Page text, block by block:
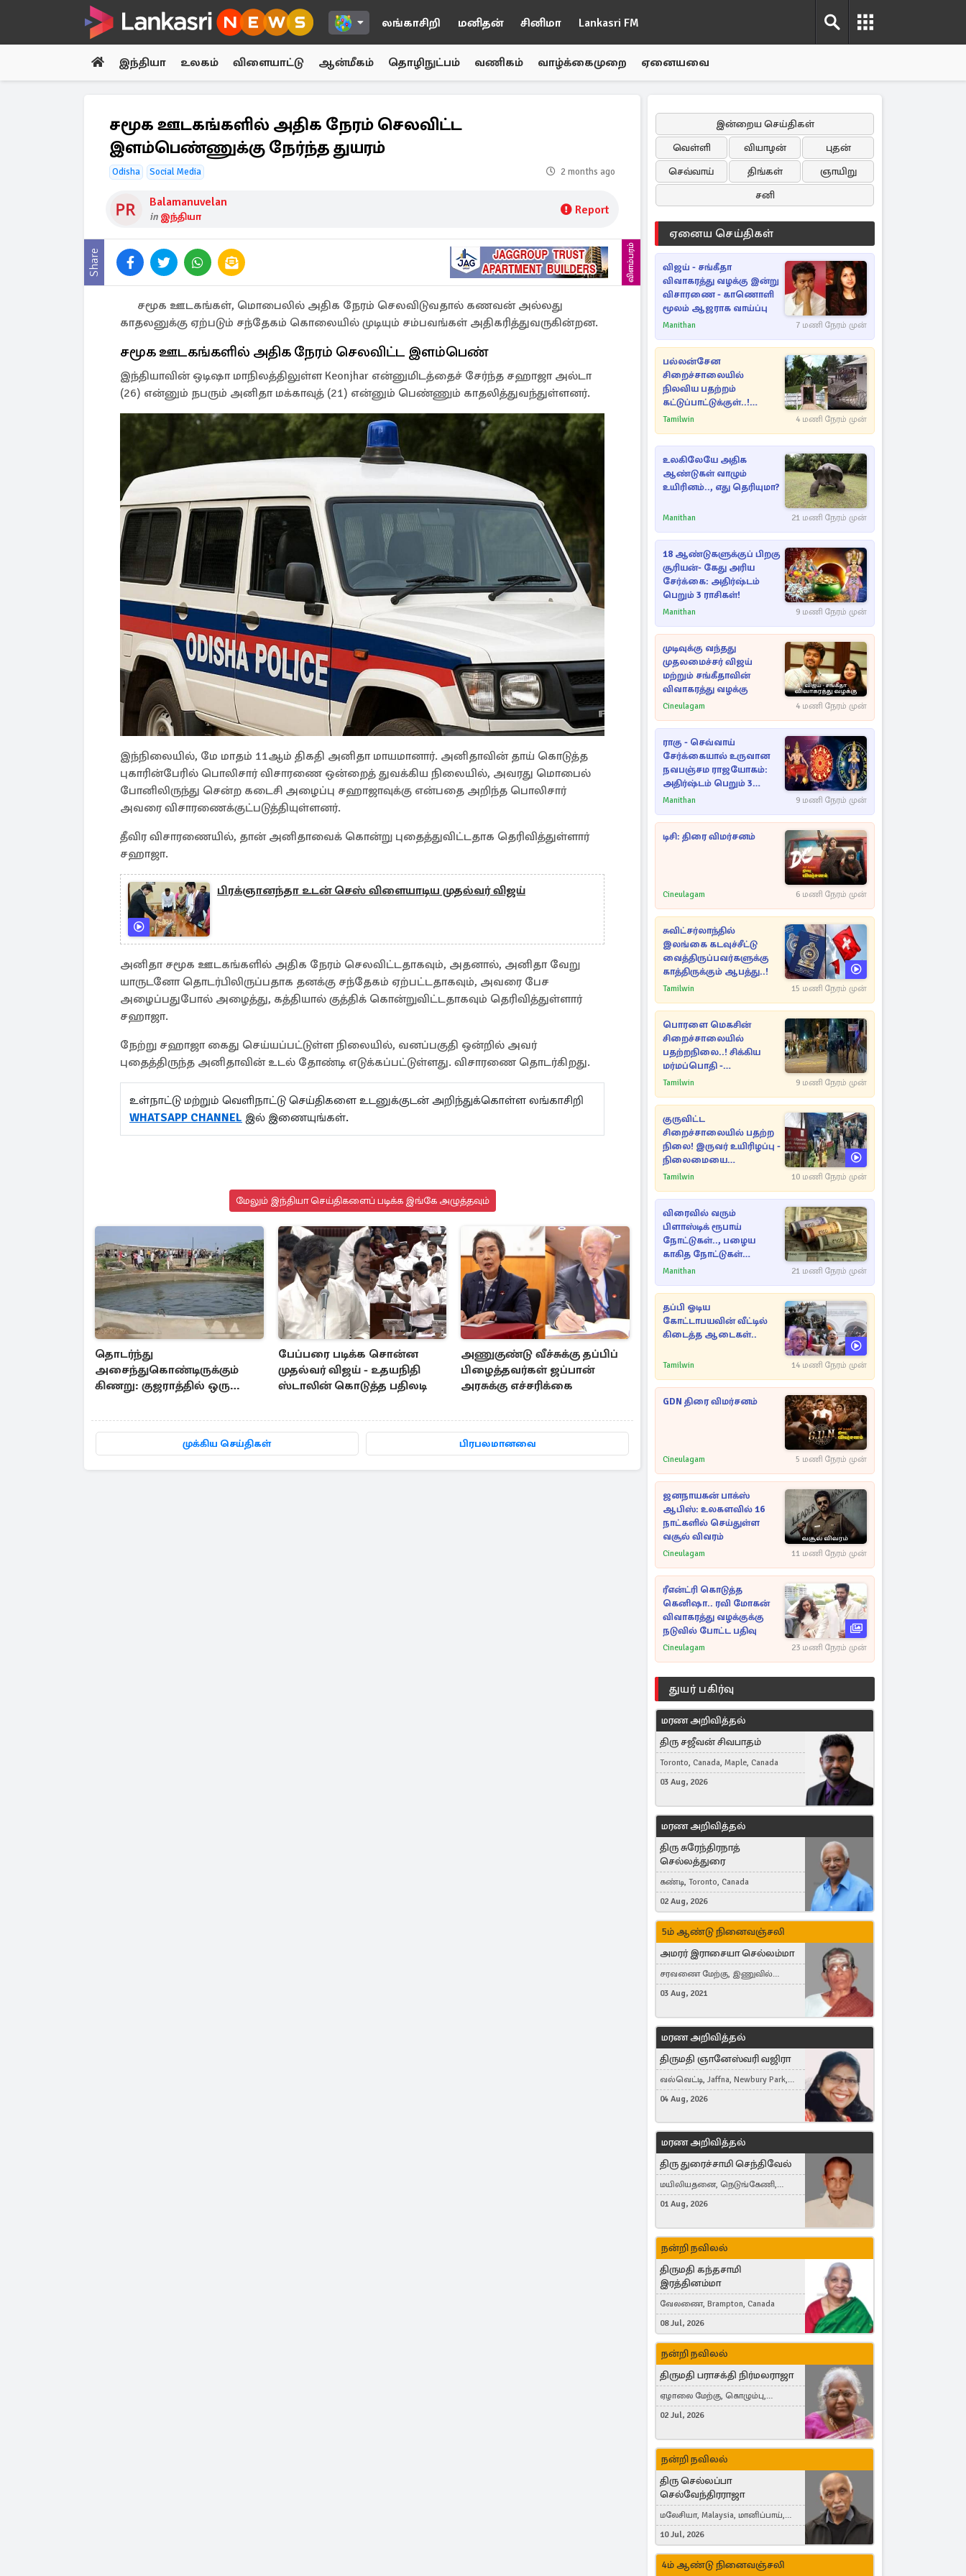
லங்காசிறி மனிதன் சினிமா Lankasri FM
இந்தியா உலகம் விளையாட்டு ஆன்மீகம் தொழிநுட்பம் வணிகம் வாழ்க்கைமுறை ஏனையவை
சமூக ஊடகங்களில் அதிக நேரம் செலவிட்ட
இளம்பெண்ணுக்கு நேர்ந்த துயரம்
Odisha Social Media 2 months ago
Balamanuvelan
in இந்தியா Report
Share விளம்பரம்
சமூக ஊடகங்கள், மொபைலில் அதிக நேரம் செலவிடுவதால் கணவன் அல்லது
காதலனுக்கு ஏற்படும் சந்தேகம் கொலையில் முடியும் சம்பவங்கள் அதிகரித்துவருகின்றன.
சமூக ஊடகங்களில் அதிக நேரம் செலவிட்ட இளம்பெண்
இந்தியாவின் ஒடிஷா மாநிலத்திலுள்ள Keonjhar என்னுமிடத்தைச் சேர்ந்த சஹாஜா அல்டா
(26) என்னும் நபரும் அனிதா மக்காவுத் (21) என்னும் பெண்ணும் காதலித்துவந்துள்ளனர்.
இந்நிலையில், மே மாதம் 11ஆம் திகதி அனிதா மாயமானார். அனிதாவின் தாய் கொடுத்த
புகாரின்பேரில் பொலிசார் விசாரணை ஒன்றைத் துவக்கிய நிலையில், அவரது மொபைல்
போனிலிருந்து சென்ற கடைசி அழைப்பு சஹாஜாவுக்கு என்பதை அறிந்த பொலிசார்
அவரை விசாரணைக்குட்படுத்தியுள்ளனர்.
தீவிர விசாரணையில், தான் அனிதாவைக் கொன்று புதைத்துவிட்டதாக தெரிவித்துள்ளார்
சஹாஜா.
பிரக்ஞானந்தா உடன் செஸ் விளையாடிய முதல்வர் விஜய்
அனிதா சமூக ஊடகங்களில் அதிக நேரம் செலவிட்டதாகவும், அதனால், அனிதா வேறு
யாருடனோ தொடர்பிலிருப்பதாக தனக்கு சந்தேகம் ஏற்பட்டதாகவும், அவரை பேச
அழைப்பதுபோல் அழைத்து, கத்தியால் குத்திக் கொன்றுவிட்டதாகவும் தெரிவித்துள்ளார்
சஹாஜா.
நேற்று சஹாஜா கைது செய்யப்பட்டுள்ள நிலையில், வனப்பகுதி ஒன்றில் அவர்
புதைத்திருந்த அனிதாவின் உடல் தோண்டி எடுக்கப்பட்டுள்ளது. விசாரணை தொடர்கிறது.
உள்நாட்டு மற்றும் வெளிநாட்டு செய்திகளை உடனுக்குடன் அறிந்துக்கொள்ள லங்காசிறி
WHATSAPP CHANNEL இல் இணையுங்கள்.
மேலும் இந்தியா செய்திகளைப் படிக்க இங்கே அழுத்தவும்
தொடர்ந்து
அசைந்துகொண்டிருக்கும்
கிணறு: குஜராத்தில் ஒரு
பேப்பரை படிக்க சொன்ன
முதல்வர் விஜய் - உதயநிதி
ஸ்டாலின் கொடுத்த பதிலடி
அணுகுண்டு வீச்சுக்கு தப்பிப்
பிழைத்தவர்கள் ஜப்பான்
அரசுக்கு எச்சரிக்கை
முக்கிய செய்திகள் பிரபலமானவை
இன்றைய செய்திகள்
வெள்ளி
வியாழன்
புதன்
செவ்வாய்
திங்கள்
ஞாயிறு
சனி
ஏனைய செய்திகள்
விஜய் - சங்கீதா
விவாகரத்து வழக்கு இன்று
விசாரணை - காணொளி
மூலம் ஆஜராக வாய்ப்பு
Manithan 7 மணி நேரம் முன்
பல்லன்சேன
சிறைச்சாலையில்
நிலவிய பதற்றம்
கட்டுப்பாட்டுக்குள்..!
அதிரடியாக களமிறங்கிய
Tamilwin 4 மணி நேரம் முன்
உலகிலேயே அதிக
ஆண்டுகள் வாழும்
உயிரினம்.., எது தெரியுமா?
Manithan 21 மணி நேரம் முன்
18 ஆண்டுகளுக்குப் பிறகு
சூரியன்- கேது அரிய
சேர்க்கை: அதிர்ஷ்டம்
பெறும் 3 ராசிகள்!
Manithan 9 மணி நேரம் முன்
முடிவுக்கு வந்தது
முதலமைச்சர் விஜய்
மற்றும் சங்கீதாவின்
விவாகரத்து வழக்கு
Cineulagam 4 மணி நேரம் முன்
ராகு - செவ்வாய்
சேர்க்கையால் உருவான
நவபஞ்சம ராஜயோகம்:
அதிர்ஷ்டம் பெறும் 3
ராசிகள்!
Manithan 9 மணி நேரம் முன்
டிசி: திரை விமர்சனம்
Cineulagam 6 மணி நேரம் முன்
சுவிட்சர்லாந்தில்
இலங்கை கடவுச்சீட்டு
வைத்திருப்பவர்களுக்கு
காத்திருக்கும் ஆபத்து..!
Tamilwin 15 மணி நேரம் முன்
பொரளை மெகசின்
சிறைச்சாலையில்
பதற்றநிலை..! சிக்கிய
மர்மப்பொதி -
பின்னணியில் வெளியான
Tamilwin 9 மணி நேரம் முன்
குருவிட்ட
சிறைச்சாலையில் பதற்ற
நிலை! இருவர் உயிரிழப்பு -
நிலைமையை
கட்டுப்படுத்த பொலிஸார்
Tamilwin 10 மணி நேரம் முன்
விரைவில் வரும்
பிளாஸ்டிக் ரூபாய்
நோட்டுகள்.., பழைய
காகித நோட்டுகள்
செல்லுமா?
Manithan 21 மணி நேரம் முன்
தப்பி ஓடிய
கோட்டாபயவின் வீட்டில்
கிடைத்த ஆடைகள்..
Tamilwin 14 மணி நேரம் முன்
GDN திரை விமர்சனம்
Cineulagam 5 மணி நேரம் முன்
ஜனநாயகன் பாக்ஸ்
ஆபிஸ்: உலகளவில் 16
நாட்களில் செய்துள்ள
வசூல் விவரம்
Cineulagam 11 மணி நேரம் முன்
ரீஎன்ட்ரி கொடுத்த
கெனிஷா.. ரவி மோகன்
விவாகரத்து வழக்குக்கு
நடுவில் போட்ட பதிவு
Cineulagam 23 மணி நேரம் முன்
துயர் பகிர்வு
மரண அறிவித்தல்
திரு சஜீவன் சிவபாதம்
Toronto, Canada, Maple, Canada
03 Aug, 2026
மரண அறிவித்தல்
திரு சுரேந்திரநாத்
செல்லத்துரை
கண்டி, Toronto, Canada
02 Aug, 2026
5ம் ஆண்டு நினைவஞ்சலி
அமரர் இராசையா செல்லம்மா
சரவணை மேற்கு, இணுவில்
கிழக்கு
03 Aug, 2021
மரண அறிவித்தல்
திருமதி ஞானேஸ்வரி வஜிரா
வல்வெட்டி, Jaffna, Newbury Park,
United Kingdom
04 Aug, 2026
மரண அறிவித்தல்
திரு துரைச்சாமி செந்திவேல்
மயிலியதனை, நெடுங்கேணி,
கம்பர்மலை
01 Aug, 2026
நன்றி நவிலல்
திருமதி கந்தசாமி
இரத்தினம்மா
வேலணை, Brampton, Canada
08 Jul, 2026
நன்றி நவிலல்
திருமதி பராசக்தி நிர்மலராஜா
ஏழாலை மேற்கு, கொழும்பு,
தங்காலை, London, United Kingdom
02 Jul, 2026
நன்றி நவிலல்
திரு செல்லப்பா
செல்வேந்திரராஜா
மலேசியா, Malaysia, மானிப்பாய்,
Duisburg, Germany, London, United
Kingdom
10 Jul, 2026
4ம் ஆண்டு நினைவஞ்சலி